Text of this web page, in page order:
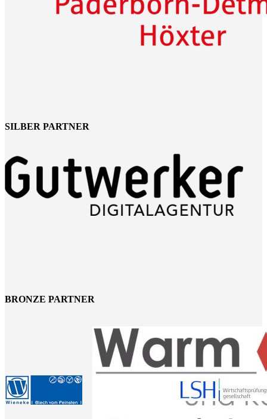
SILBER PARTNER
BRONZE PARTNER